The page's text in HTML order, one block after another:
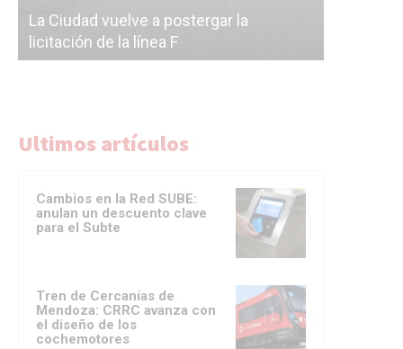
La Ciudad vuelve a postergar la
licitación de la línea F
Ultimos artículos
Cambios en la Red SUBE:
anulan un descuento clave
para el Subte
Tren de Cercanías de
Mendoza: CRRC avanza con
el diseño de los
cochemotores